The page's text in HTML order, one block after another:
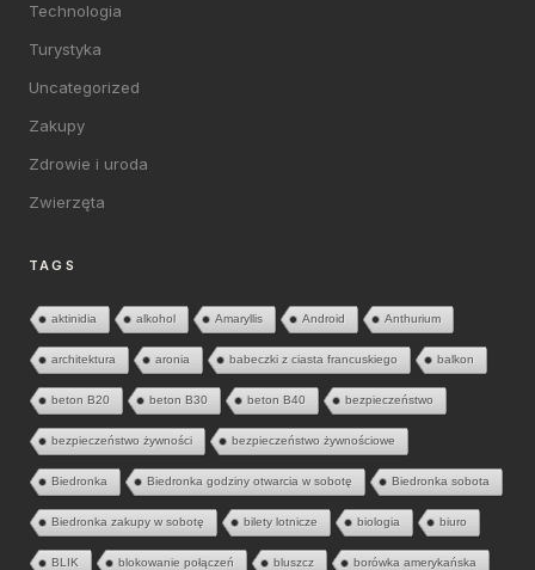
Technologia
Turystyka
Uncategorized
Zakupy
Zdrowie i uroda
Zwierzęta
TAGS
aktinidia alkohol Amaryllis Android Anthurium
architektura aronia babeczki z ciasta francuskiego balkon
beton B20 beton B30 beton B40 bezpieczeństwo
bezpieczeństwo żywności bezpieczeństwo żywnościowe
Biedronka Biedronka godziny otwarcia w sobotę Biedronka sobota
Biedronka zakupy w sobotę bilety lotnicze biologia biuro
BLIK blokowanie połączeń bluszcz borówka amerykańska